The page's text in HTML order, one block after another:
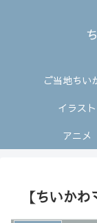
ご当地ちい
イラスト
アニメ
【ちいか